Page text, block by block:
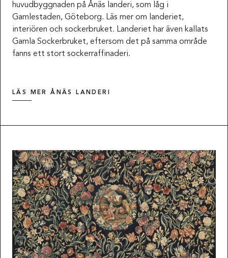
huvudbyggnaden på Ånäs landeri, som låg i
Gamlestaden, Göteborg. Läs mer om landeriet,
interiören och sockerbruket. Landeriet har även kallats
Gamla Sockerbruket, eftersom det på samma område
fanns ett stort sockerraffinaderi.
LÄS MER ÅNÄS LANDERI